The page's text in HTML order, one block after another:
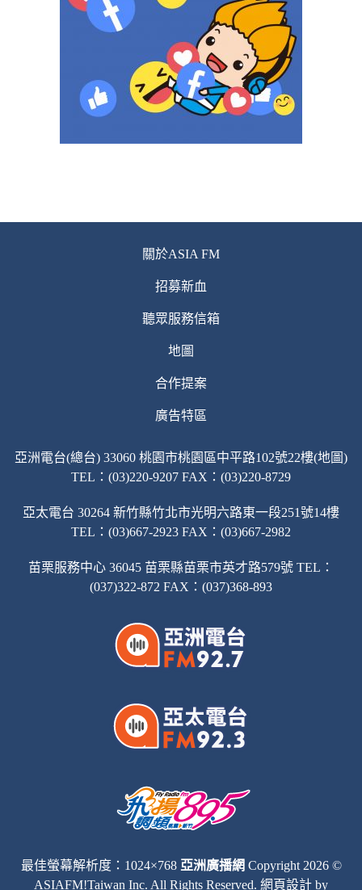
關於ASIA FM
招募新血
聽眾服務信箱
地圖
合作提案
廣告特區
亞洲電台(總台) 33060 桃園市桃園區中平路102號22樓(地圖)
TEL：(03)220-9207 FAX：(03)220-8729
亞太電台 30264 新竹縣竹北市光明六路東一段251號14樓
TEL：(03)667-2923 FAX：(03)667-2982
苗栗服務中心 36045 苗栗縣苗栗市英才路579號 TEL：
(037)322-872 FAX：(037)368-893
最佳螢幕解析度：1024×768 亞洲廣播網 Copyright 2026 ©
ASIAFM!Taiwan Inc. All Rights Reserved. 網頁設計 by